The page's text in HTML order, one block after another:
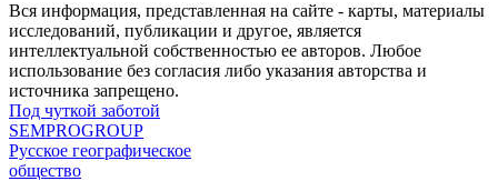
Вся информация, представленная на сайте - карты, материалы
исследований, публикации и другое, является
интеллектуальной собственностью ее авторов. Любое
использование без согласия либо указания авторства и
источника запрещено.
Под чуткой заботой
SEMPROGROUP
Русское географическое
общество